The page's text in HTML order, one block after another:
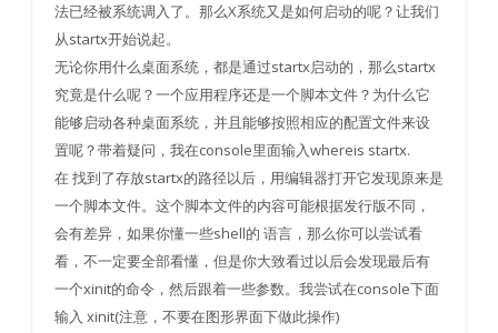
法已经被系统调入了。那么X系统又是如何启动的呢？让我们
从startx开始说起。
无论你用什么桌面系统，都是通过startx启动的，那么startx
究竟是什么呢？一个应用程序还是一个脚本文件？为什么它
能够启动各种桌面系统，并且能够按照相应的配置文件来设
置呢？带着疑问，我在console里面输入whereis startx.
在 找到了存放startx的路径以后，用编辑器打开它发现原来是
一个脚本文件。这个脚本文件的内容可能根据发行版不同，
会有差异，如果你懂一些shell的 语言，那么你可以尝试看
看，不一定要全部看懂，但是你大致看过以后会发现最后有
一个xinit的命令，然后跟着一些参数。我尝试在console下面
输入 xinit(注意，不要在图形界面下做此操作)